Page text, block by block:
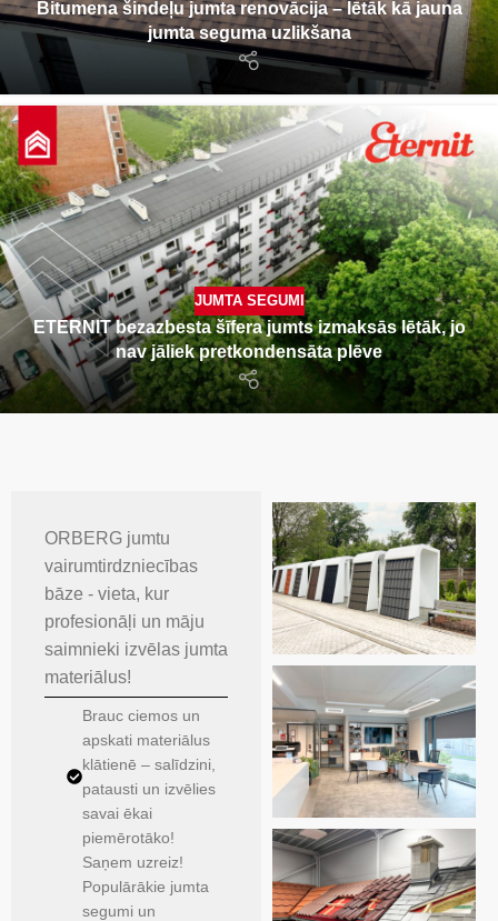
Bitumena šindeļu jumta renovācija – lētāk kā jauna
jumta seguma uzlikšana
JUMTA SEGUMI
ETERNIT bezazbesta šīfera jumts izmaksās lētāk, jo
nav jāliek pretkondensāta plēve
ORBERG jumtu
vairumtirdzniecības
bāze - vieta, kur
profesionāļi un māju
saimnieki izvēlas jumta
materiālus!
Brauc ciemos un
apskati materiālus
klātienē – salīdzini,
patausti un izvēlies
savai ēkai
piemērotāko!
Saņem uzreiz!
Populārākie jumta
segumi un